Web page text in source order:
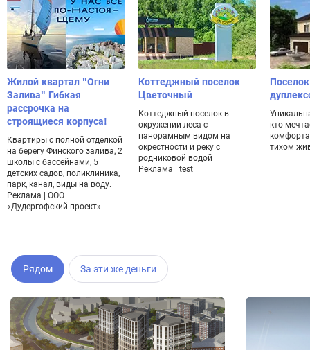
Жилой квартал "Огни
Залива" Гибкая
рассрочка на
строящиеся корпуса!
Квартиры с полной отделкой
на берегу Финского залива, 2
школы с бассейнами, 5
детских садов, поликлиника,
парк, канал, виды на воду.
Реклама | ООО
«Дудергофский проект»
Коттеджный поселок
Цветочный
Коттеджный поселок в
окружении леса с
панорамным видом на
окрестности и реку с
родниковой водой
Реклама | test
кто
тихом
Рядом За эти же деньги